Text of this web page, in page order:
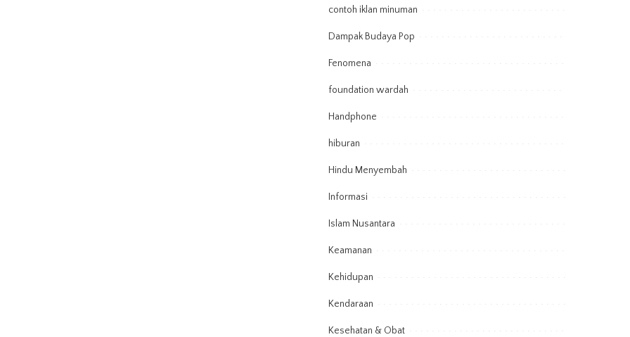
contoh iklan minuman
Dampak Budaya Pop
Fenomena
foundation wardah
Handphone
hiburan
Hindu Menyembah
Informasi
Islam Nusantara
Keamanan
Kehidupan
Kendaraan
Kesehatan & Obat